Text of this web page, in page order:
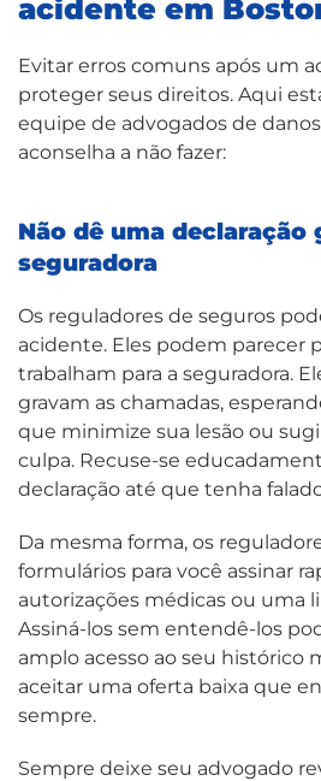
acidente em
Evitar erros comuns após um
proteger seus direitos. Aqui
equipe de advogados de
aconselha a não fazer:
Não dê uma declaração
seguradora
Os reguladores de seguros
acidente. Eles podem parecer
trabalham para a seguradora.
gravam as chamadas,
que minimize sua lesão ou
culpa. Recuse-se
declaração até que tenha
Da mesma forma, os
formulários para você assinar
autorizações médicas ou uma
Assiná-los sem entendê-los
amplo acesso ao seu histórico
aceitar uma oferta baixa que
sempre.
Sempre deixe seu advogado